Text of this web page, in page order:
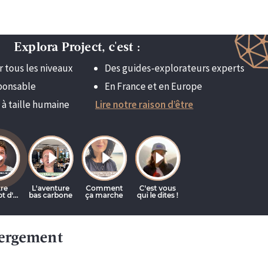
Explora Project, c'est :
les niveaux
taille humaine
Des guides-explorateurs experts
En France et en Europe
Lire notre raison d’être